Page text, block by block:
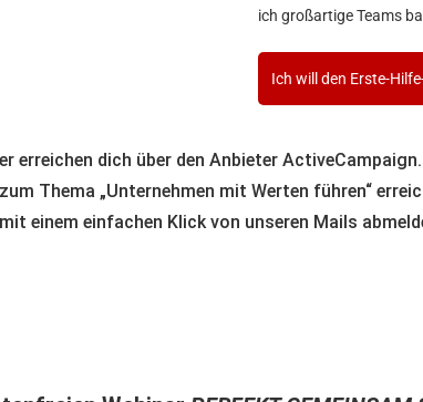
ich großartige Teams
Ich will den Erste-
erreichen dich über den Anbieter
Thema „Unternehmen mit Werten führen“
einem einfachen Klick von unseren Mails